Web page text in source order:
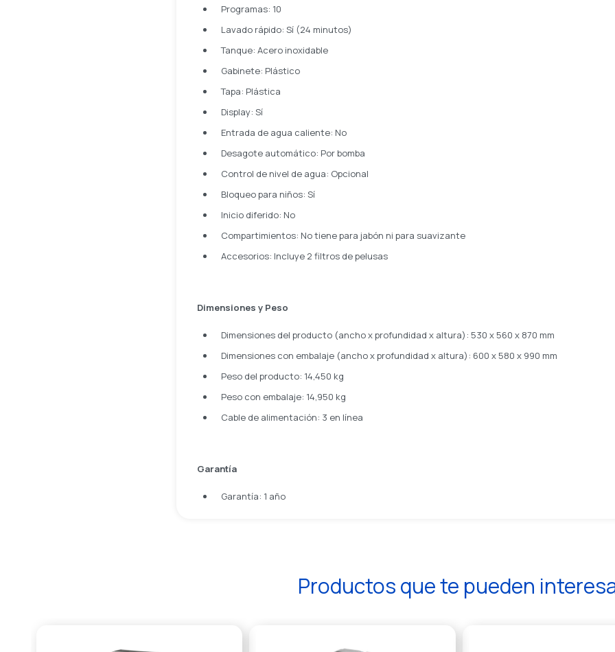
Programas: 10
Lavado rápido: Sí (24 minutos)
Tanque: Acero inoxidable
Gabinete: Plástico
Tapa: Plástica
Display: Sí
Entrada de agua caliente: No
Desagote automático: Por bomba
Control de nivel de agua: Opcional
Bloqueo para niños: Sí
Inicio diferido: No
Compartimientos: No tiene para jabón ni para suavizante
Accesorios: Incluye 2 filtros de pelusas
Dimensiones y Peso
Dimensiones del producto (ancho x profundidad x altura): 530 x 560 x 870 mm
Dimensiones con embalaje (ancho x profundidad x altura): 600 x 580 x 990 mm
Peso del producto: 14,450 kg
Peso con embalaje: 14,950 kg
Cable de alimentación: 3 en línea
Garantía
Garantía: 1 año
Productos que te pueden